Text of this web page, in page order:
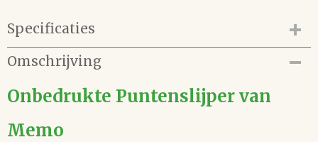
Specificaties
Productcode
94.191.003
EAN code
4064900001747
Omschrijving
Onbedrukte Puntenslijper van
Memo